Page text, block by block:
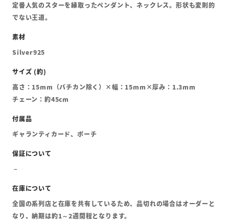
定番人気のスターを縁取ったペンダント、ネックレス。形状も変則的
でない王道。
Silver925
高さ：15mm（バチカン除く）×幅：15mm×厚み：1.3mm
チェーン：約45cm
ギャランティカード、ポーチ
全国の系列店と在庫を共有しているため、品切れの場合はオーダーと
なり、納期は約1～2週間程となります。